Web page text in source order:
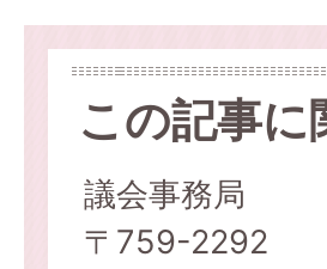
この記事
議会事務局
〒759-2292